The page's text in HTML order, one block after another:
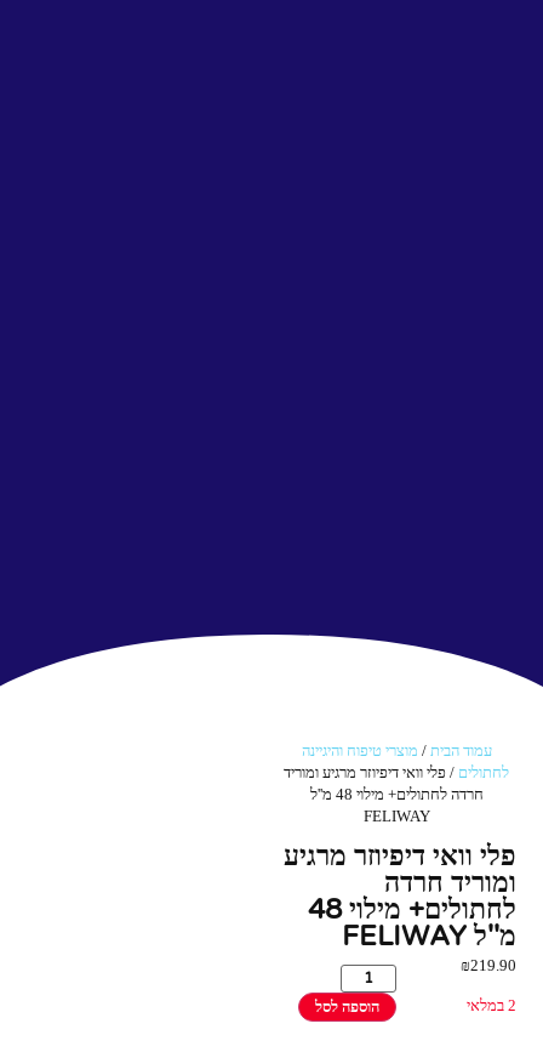
עמוד הבית / מוצרי טיפוח והיגיינה
לחתולים / פלי וואי דיפיוזר מרגיע ומוריד
חרדה לחתולים+ מילוי 48 מ''ל
FELIWAY
פלי וואי דיפיוזר מרגיע
ומוריד חרדה
לחתולים+ מילוי 48
מ''ל FELIWAY
₪219.90
2 במלאי הוספה לסל